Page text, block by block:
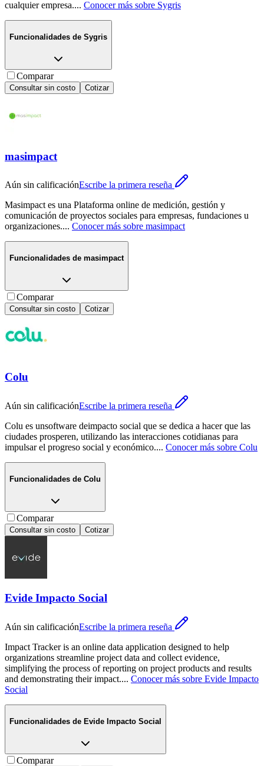
cualquier empresa.... Conocer más sobre Sygris
Funcionalidades de Sygris
Comparar
Consultar sin costo Cotizar
masimpact
Aún sin calificaciónEscribe la primera reseña
Masimpact es una Plataforma online de medición, gestión y
comunicación de proyectos sociales para empresas, fundaciones u
organizaciones.... Conocer más sobre masimpact
Funcionalidades de masimpact
Comparar
Consultar sin costo Cotizar
Colu
Aún sin calificaciónEscribe la primera reseña
Colu es unsoftware deimpacto social que se dedica a hacer que las
ciudades prosperen, utilizando las interacciones cotidianas para
impulsar el progreso social y económico.... Conocer más sobre Colu
Funcionalidades de Colu
Comparar
Consultar sin costo Cotizar
Evide Impacto Social
Aún sin calificaciónEscribe la primera reseña
Impact Tracker is an online data application designed to help
organizations streamline project data and collect evidence,
simplifying the process of reporting on project products and results
and demonstrating their impact.... Conocer más sobre Evide Impacto
Social
Funcionalidades de Evide Impacto Social
Comparar